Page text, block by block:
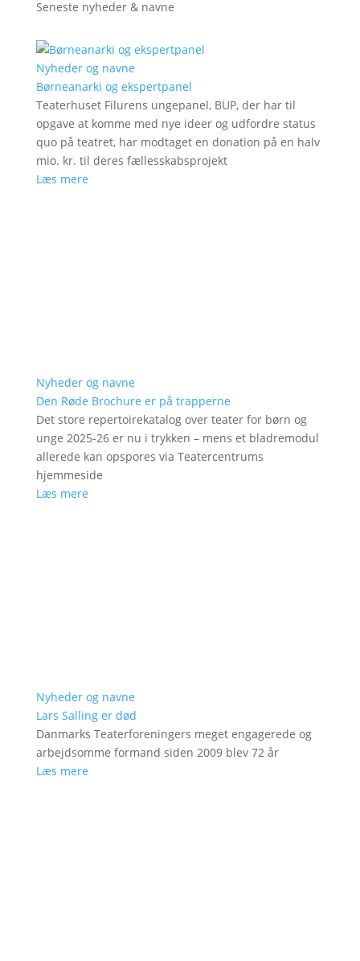
Seneste nyheder & navne
Nyheder og navne
Børneanarki og ekspertpanel
Teaterhuset Filurens ungepanel, BUP, der har til
opgave at komme med nye ideer og udfordre status
quo på teatret, har modtaget en donation på en halv
mio. kr. til deres fællesskabsprojekt
Læs mere
Nyheder og navne
Den Røde Brochure er på trapperne
Det store repertoirekatalog over teater for børn og
unge 2025-26 er nu i trykken – mens et bladremodul
allerede kan opspores via Teatercentrums
hjemmeside
Læs mere
Nyheder og navne
Lars Salling er død
Danmarks Teaterforeningers meget engagerede og
arbejdsomme formand siden 2009 blev 72 år
Læs mere